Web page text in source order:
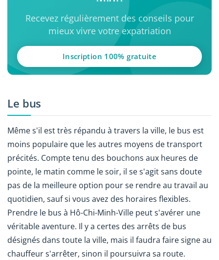
Recevez régulièrement des conseils pour
mieux vivre votre expatriation
Inscription 100% gratuite
Le bus
Même s'il est très répandu à travers la ville, le bus est
moins populaire que les autres moyens de transport
précités. Compte tenu des bouchons aux heures de
pointe, le matin comme le soir, il se s'agit sans doute
pas de la meilleure option pour se rendre au travail au
quotidien, sauf si vous avez des horaires flexibles.
Prendre le bus à Hô-Chi-Minh-Ville peut s'avérer une
véritable aventure. Il y a certes des arrêts de bus
désignés dans toute la ville, mais il faudra faire signe au
chauffeur s'arrêter, sinon il poursuivra sa route.